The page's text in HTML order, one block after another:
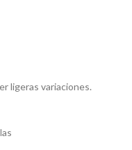
ligeras variaciones.